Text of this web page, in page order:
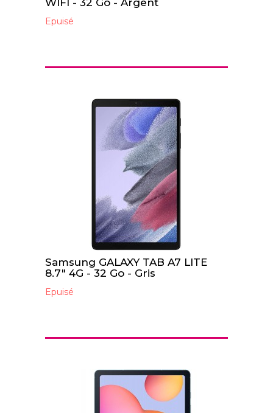
Epuisé
Samsung GALAXY TAB A7 LITE
8.7" 4G - 32 Go - Gris
Epuisé